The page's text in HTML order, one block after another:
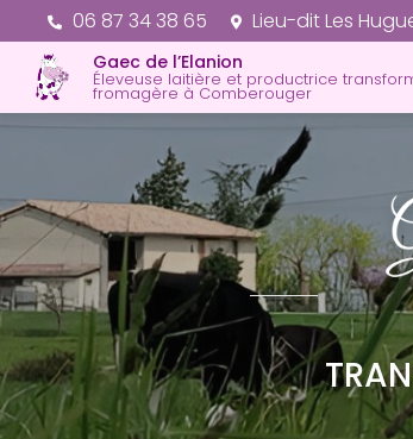
au
contenu
principal
06 87 34 38 65 Lieu-dit Les
Gaec de l’Elanion
Éleveuse laitière et productrice transformatrice
fromagère à Comberouger